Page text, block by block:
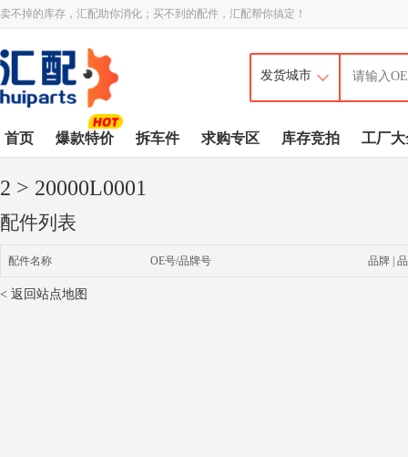
卖不掉的库存，汇配助你消化；买不到的配件，汇配帮你搞定！
首页 爆款特价 拆车件 求购专区 库存竞拍 工厂大
2 > 20000L0001
配件列表
配件名称 OE号/品牌号 品牌 |
< 返回站点地图